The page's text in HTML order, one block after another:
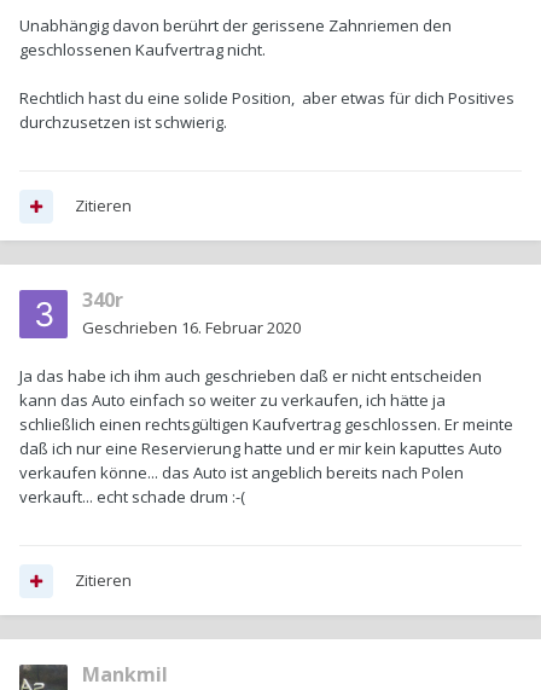
Unabhängig davon berührt der gerissene Zahnriemen den
geschlossenen Kaufvertrag nicht.
Rechtlich hast du eine solide Position, aber etwas für dich Positives
durchzusetzen ist schwierig.
Zitieren
340r
Geschrieben 16. Februar 2020
Ja das habe ich ihm auch geschrieben daß er nicht entscheiden
kann das Auto einfach so weiter zu verkaufen, ich hätte ja
schließlich einen rechtsgültigen Kaufvertrag geschlossen. Er meinte
daß ich nur eine Reservierung hatte und er mir kein kaputtes Auto
verkaufen könne... das Auto ist angeblich bereits nach Polen
verkauft... echt schade drum :-(
Zitieren
Mankmil